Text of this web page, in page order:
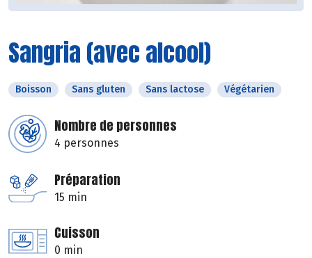
Sangria (avec alcool)
Boisson Sans gluten Sans lactose Végétarien
Nombre de personnes
4 personnes
Préparation
15 min
Cuisson
0 min